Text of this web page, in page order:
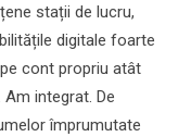
stații de lucru,
digitale foarte
cont propriu atât
integrat. De
împrumutate